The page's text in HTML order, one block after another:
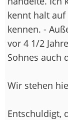
kennt halt
kennen. -
vor 4 1/2
Sohnes auch
Wir stehen
Entschuldigt,